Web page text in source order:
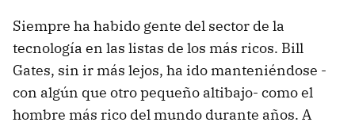
Siempre ha habido gente del sector de la
tecnología en las listas de los más ricos. Bill
Gates, sin ir más lejos, ha ido manteniéndose -
con algún que otro pequeño altibajo- como el
hombre más rico del mundo durante años. A